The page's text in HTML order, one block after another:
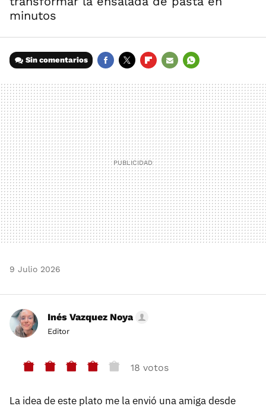
minutos
Sin comentarios
MAIL
9 Julio 2026
Inés Vazquez Noya
Editor
18 votos
La idea de este plato me la envió una amiga desde